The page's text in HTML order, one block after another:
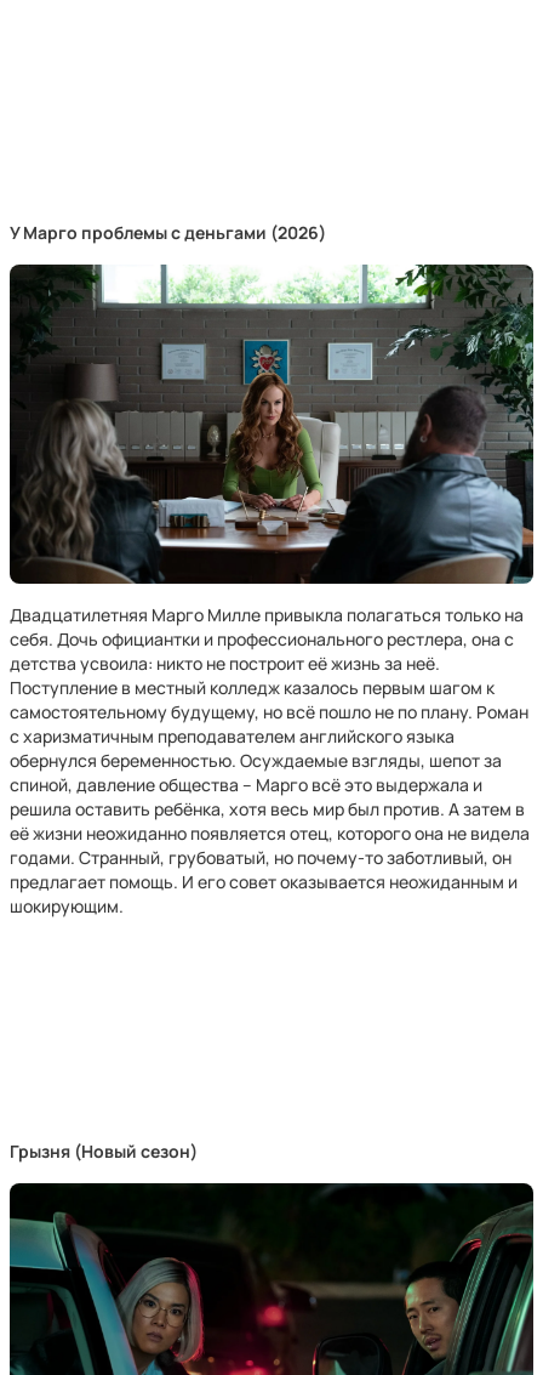
У Марго проблемы с деньгами (2026)
Двадцатилетняя Марго Милле привыкла полагаться только на
себя. Дочь официантки и профессионального рестлера, она с
детства усвоила: никто не построит её жизнь за неё.
Поступление в местный колледж казалось первым шагом к
самостоятельному будущему, но всё пошло не по плану. Роман
с харизматичным преподавателем английского языка
обернулся беременностью. Осуждаемые взгляды, шепот за
спиной, давление общества – Марго всё это выдержала и
решила оставить ребёнка, хотя весь мир был против. А затем в
её жизни неожиданно появляется отец, которого она не видела
годами. Странный, грубоватый, но почему-то заботливый, он
предлагает помощь. И его совет оказывается неожиданным и
шокирующим.
Грызня (Новый сезон)